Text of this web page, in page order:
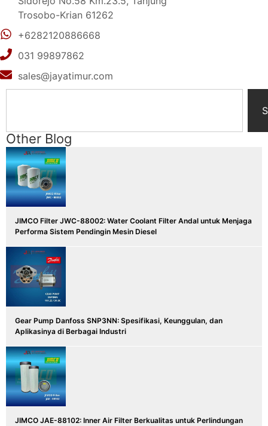
Trosobo-Krian 61262
+6282120886668
031 99897862
sales@jayatimur.com
Other Blog
JIMCO Filter JWC-88002: Water Coolant Filter Andal untuk Menjaga
Performa Sistem Pendingin Mesin Diesel
Gear Pump Danfoss SNP3NN: Spesifikasi, Keunggulan, dan
Aplikasinya di Berbagai Industri
JIMCO JAE-88102: Inner Air Filter Berkualitas untuk Perlindungan